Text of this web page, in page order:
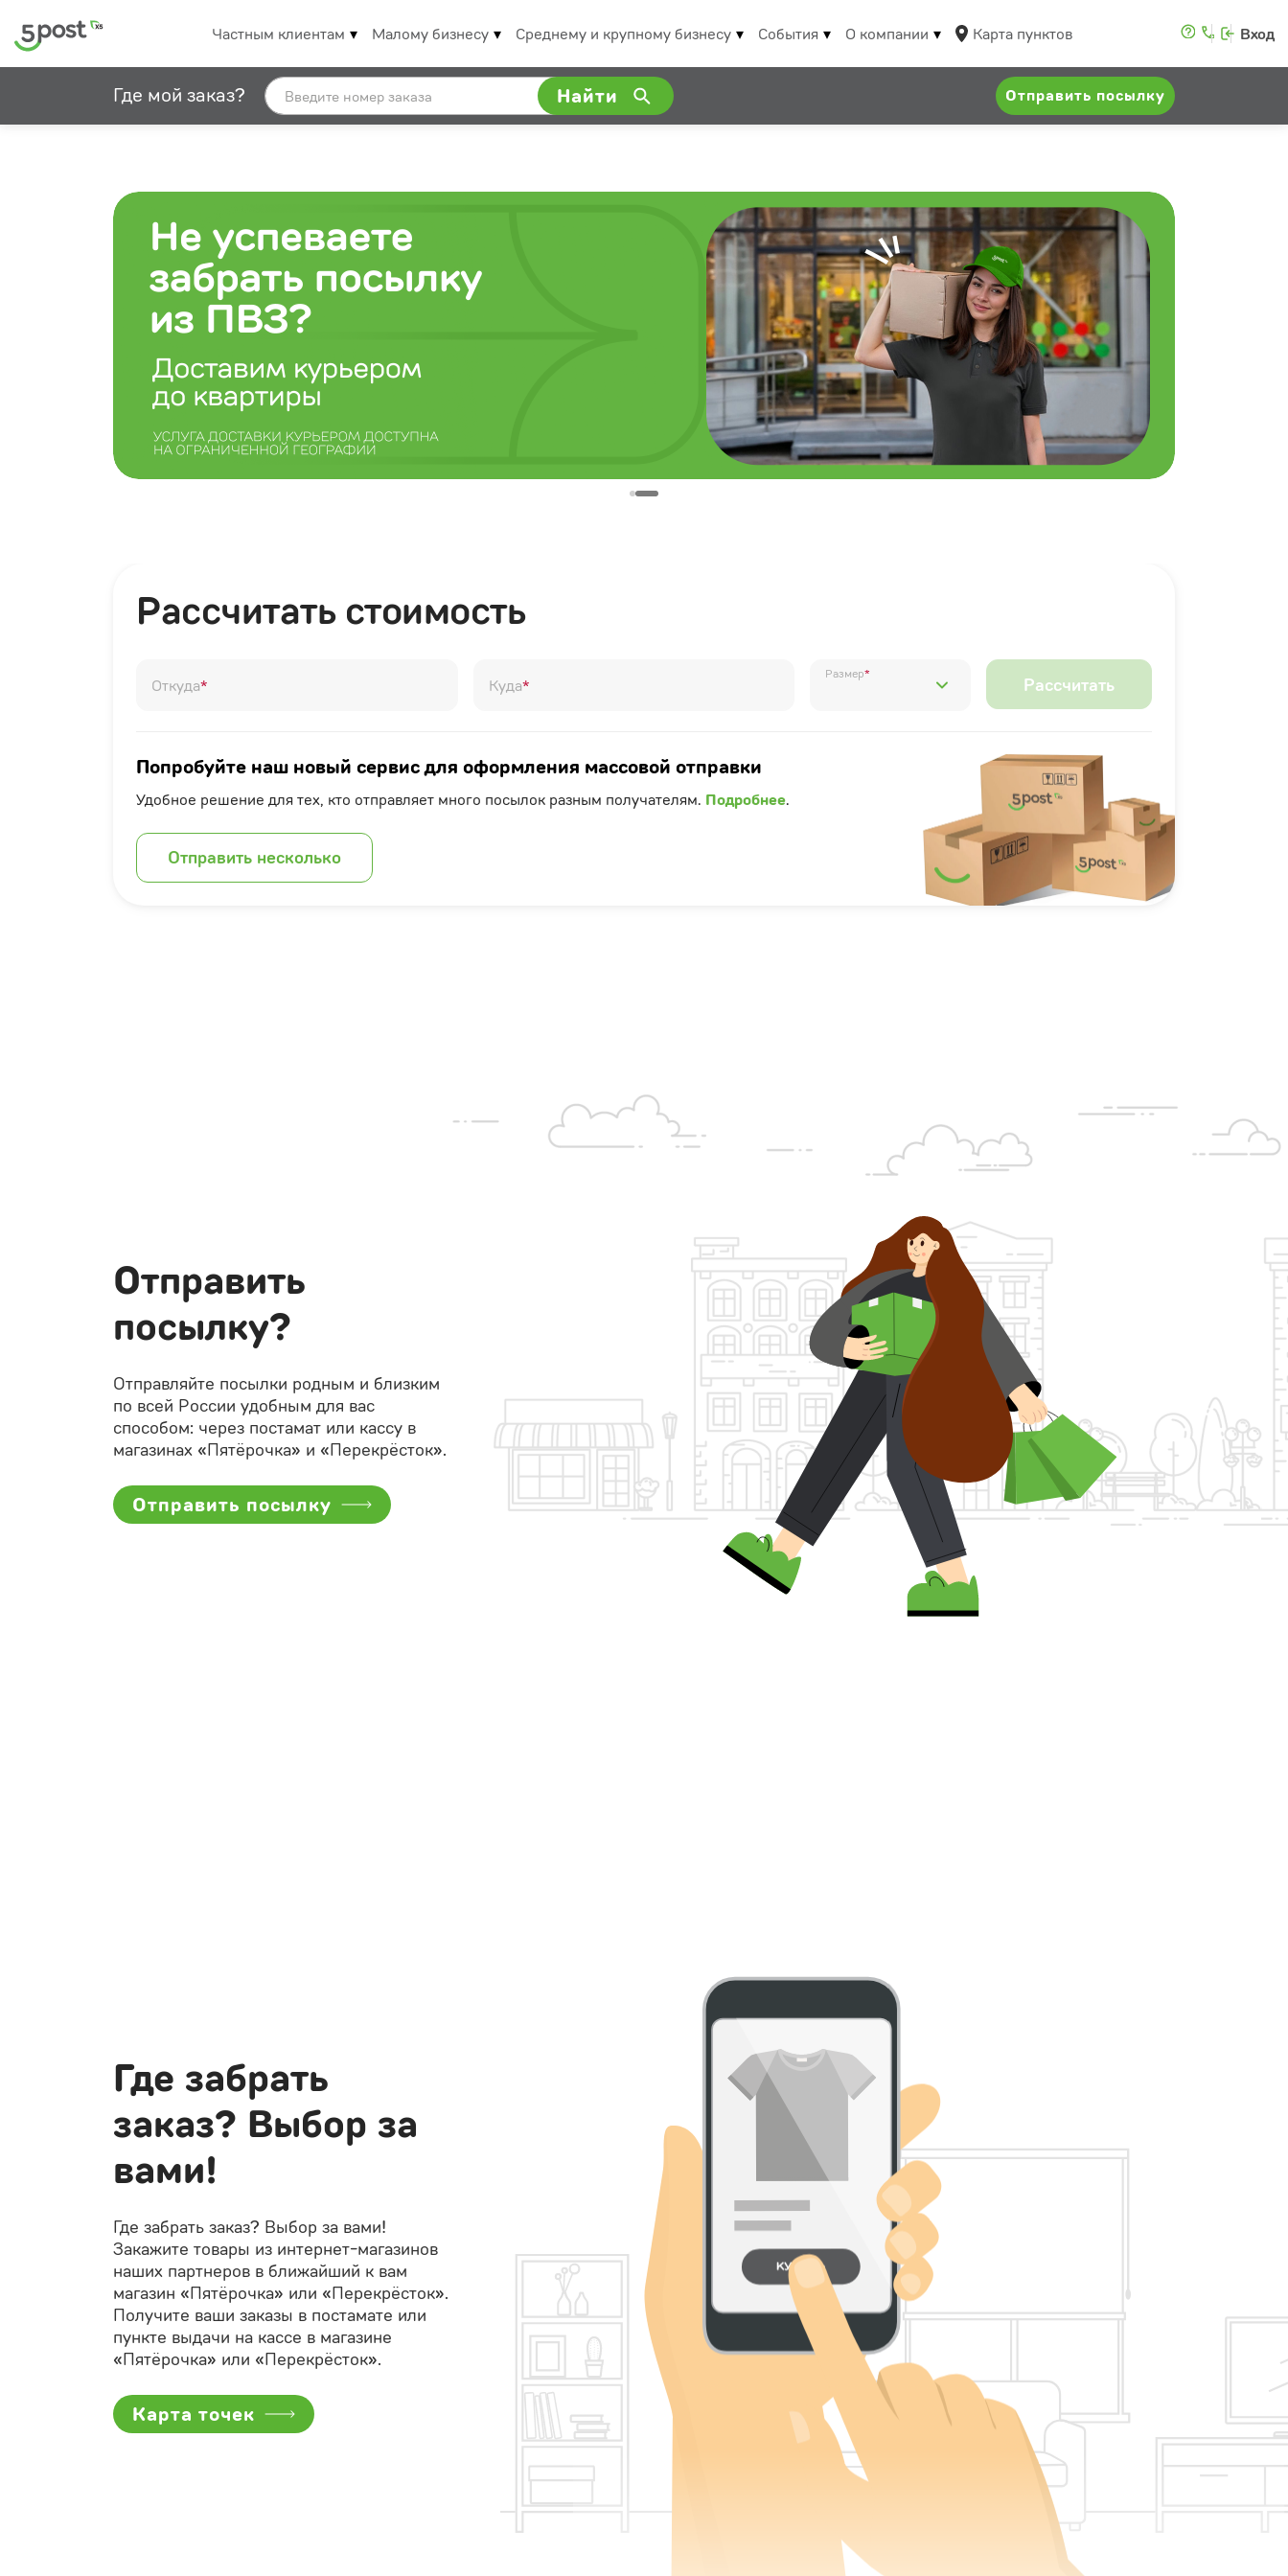
Частным клиентам Малому бизнесу Среднему и крупному бизнесу События О компании Карта пунктов Вход
Где мой заказ? Найти Отправить посылку
Рассчитать стоимость
Откуда* Куда*
Размер*
Рассчитать
Попробуйте наш новый сервис для оформления массовой отправки
Удобное решение для тех, кто отправляет много посылок разным получателям. Подробнее.
Отправить несколько
Отправить
посылку?
Отправляйте посылки родным и близким
по всей России удобным для вас
способом: через постамат или кассу в
магазинах «Пятёрочка» и «Перекрёсток».
Отправить посылку
Где забрать
заказ? Выбор за
вами!
Где забрать заказ? Выбор за вами!
Закажите товары из интернет-магазинов
наших партнеров в ближайший к вам
магазин «Пятёрочка» или «Перекрёсток».
Получите ваши заказы в постамате или
пункте выдачи на кассе в магазине
«Пятёрочка» или «Перекрёсток».
Карта точек